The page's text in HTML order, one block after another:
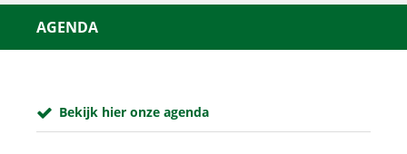
AGENDA
Bekijk hier onze agenda